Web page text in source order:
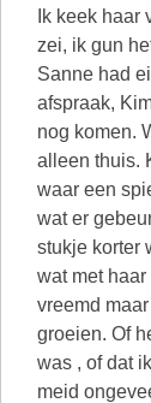
Ik keek
zei, ik gun
Sanne had
afspraak,
nog komen.
alleen thuis.
waar een
wat er
stukje korter
wat met
vreemd
groeien. Of
was , of dat
meid